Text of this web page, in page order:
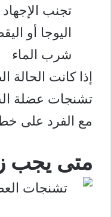
تجنب
اليوجا أو
شرب الماء
إذا كانت
تشنجات عضلة
مع الفرد على
متى يجب